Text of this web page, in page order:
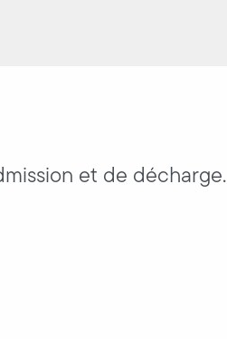
et de décharge.